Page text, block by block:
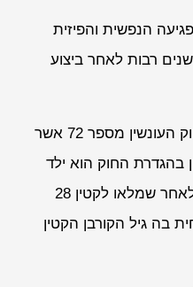
הנפשית והפיזית
רבות לאחר ביצוע
לכן בשנת 2002 בוצע תיקון לחוק העונשין מספר 72 אשר
בהגדרת החוק הוא ילד
מתחת לגיל 14) מתיישנת רק לאחר שמלאו לקטין 28
בה גיל הקורבן הקטין